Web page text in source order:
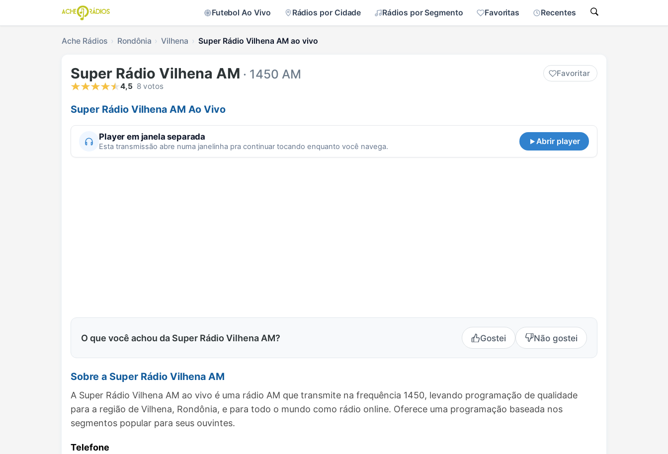
Futebol Ao Vivo Rádios por Cidade Rádios por Segmento Favoritas Recentes
Ache Rádios Rondônia Vilhena Super Rádio Vilhena AM ao vivo
Super Rádio Vilhena AM · 1450 AM
Favoritar
4,5 8 votos
Super Rádio Vilhena AM Ao Vivo
Player em janela separada
Esta transmissão abre numa janelinha pra continuar tocando enquanto você navega.
Abrir player
O que você achou da Super Rádio Vilhena AM? Gostei Não gostei
Sobre a Super Rádio Vilhena AM
A Super Rádio Vilhena AM ao vivo é uma rádio AM que transmite na frequência 1450, levando programação de qualidade
para a região de Vilhena, Rondônia, e para todo o mundo como rádio online. Oferece uma programação baseada nos
segmentos popular para seus ouvintes.
Telefone